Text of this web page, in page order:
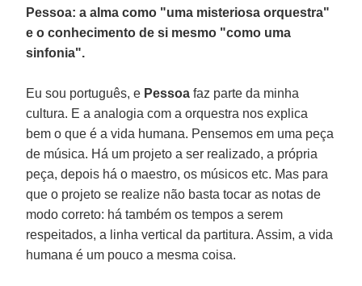
Pessoa: a alma como "uma misteriosa orquestra"
e o conhecimento de si mesmo "como uma
sinfonia".
Eu sou português, e Pessoafaz parte da minha
cultura. E a analogia com a orquestra nos explica
bem o que é a vida humana. Pensemos em uma peça
de música. Há um projeto a ser realizado, a própria
peça, depois há o maestro, os músicos etc. Mas para
que o projeto se realize não basta tocar as notas de
modo correto: há também os tempos a serem
respeitados, a linha vertical da partitura. Assim, a vida
humana é um pouco a mesma coisa.